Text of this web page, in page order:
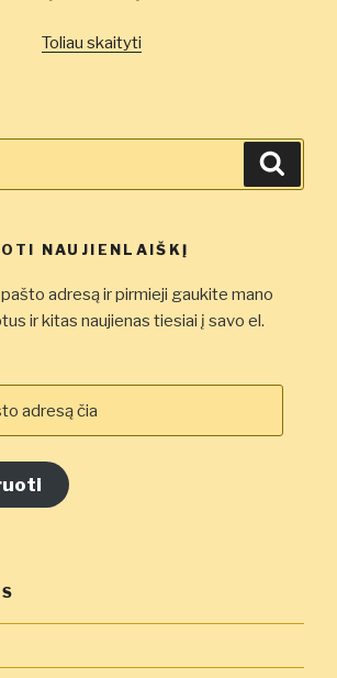
Toliau skaityti„Česnakų
NAUJIENLAIŠKĮ
adresą ir pirmieji gaukite mano
ir kitas naujienas tiesiai į savo el.